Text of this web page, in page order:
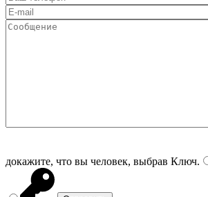
докажите, что вы человек, выбрав Ключ.